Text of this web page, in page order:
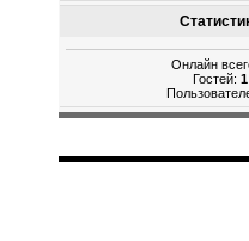
Онлайн
Гостей: 1